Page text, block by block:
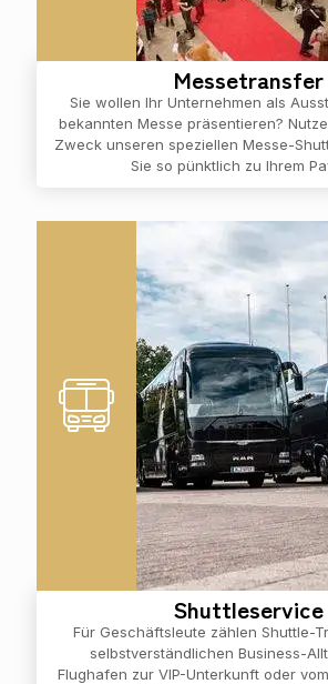
Messetransfer
Sie wollen Ihr Unternehmen als
bekannten Messe präsentieren?
Zweck unseren speziellen Messe-
Sie so pünktlich zu Ihrem
Shuttleservice
Für Geschäftsleute zählen Shuttle-
selbstverständlichen Business-
Flughafen zur VIP-Unterkunft oder